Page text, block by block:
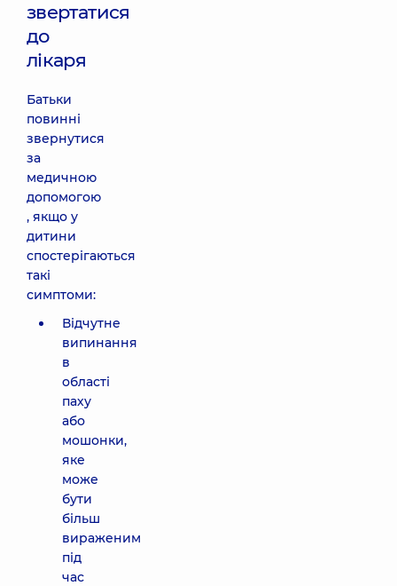
звертатися
до
лікаря
Батьки
повинні
звернутися
за
медичною
допомогою
, якщо у
дитини
спостерігаються
такі
симптоми:
Відчутне
випинання
в
області
паху
або
мошонки,
яке
може
бути
більш
вираженим
під
час